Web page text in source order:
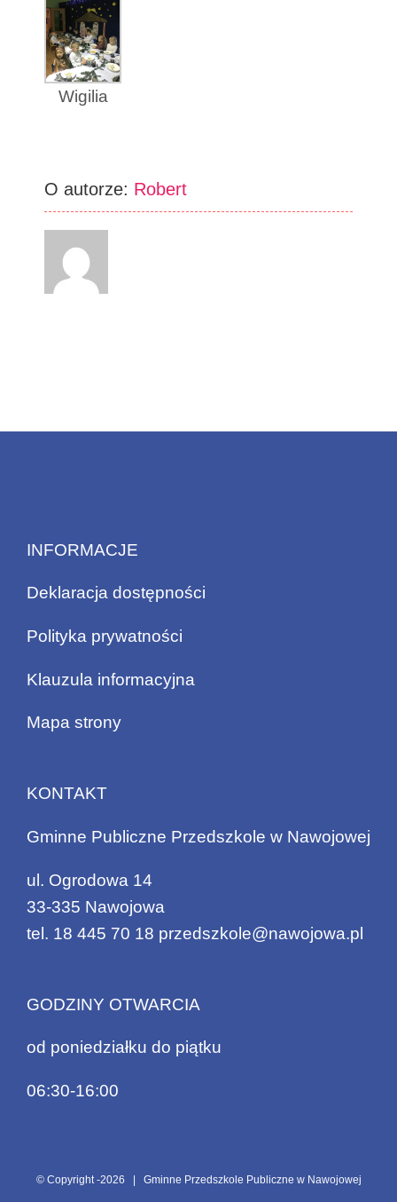
Wigilia
O autorze: Robert
INFORMACJE
Deklaracja dostępności
Polityka prywatności
Klauzula informacyjna
Mapa strony
KONTAKT
Gminne Publiczne Przedszkole w Nawojowej
ul. Ogrodowa 14
33-335 Nawojowa
tel. 18 445 70 18 przedszkole@nawojowa.pl
GODZINY OTWARCIA
od poniedziałku do piątku
06:30-16:00
© Copyright -2026 | Gminne Przedszkole Publiczne w Nawojowej